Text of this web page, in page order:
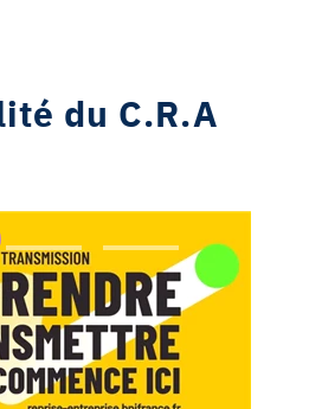
du C.R.A